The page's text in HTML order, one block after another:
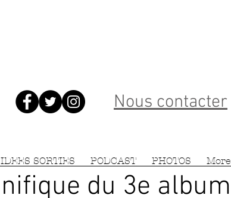
Nous contacter
du 3e album
SORTIES PODCAST PHOTOS More